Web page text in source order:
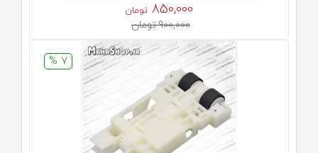
850,000 تومان
900,000 تومان
7 %